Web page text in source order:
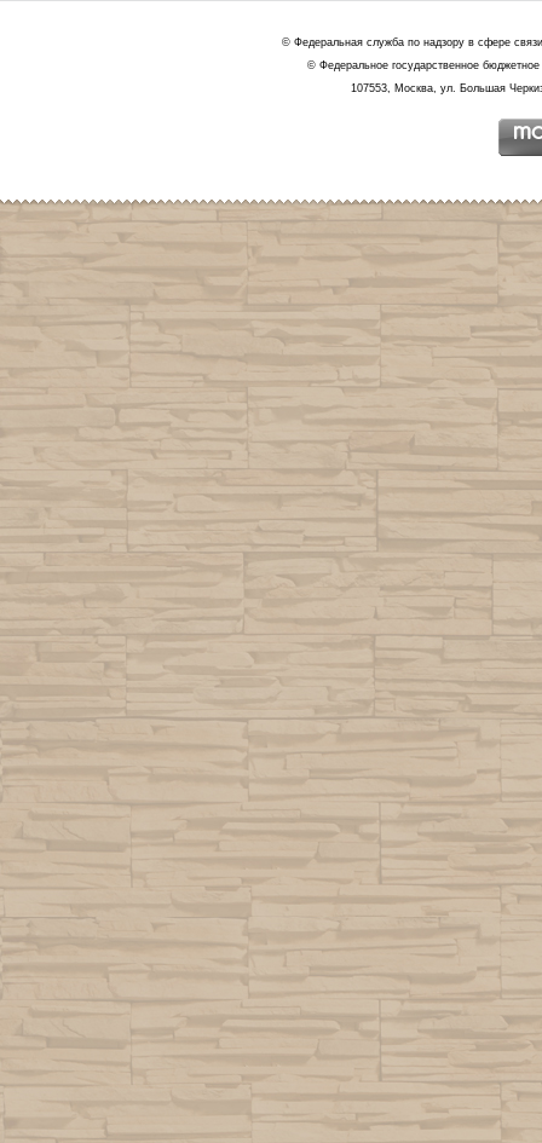
© Федеральная служба по надзору в сфере
© Федеральное государственное
107553, Москва, ул. Большая